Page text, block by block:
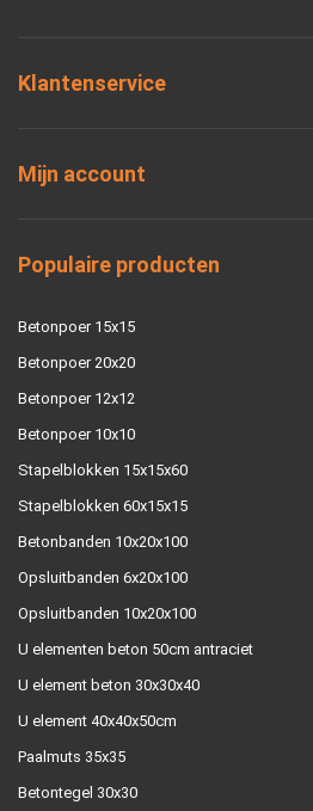
Klantenservice
Mijn account
Populaire producten
Betonpoer 15x15
Betonpoer 20x20
Betonpoer 12x12
Betonpoer 10x10
Stapelblokken 15x15x60
Stapelblokken 60x15x15
Betonbanden 10x20x100
Opsluitbanden 6x20x100
Opsluitbanden 10x20x100
U elementen beton 50cm antraciet
U element beton 30x30x40
U element 40x40x50cm
Paalmuts 35x35
Betontegel 30x30